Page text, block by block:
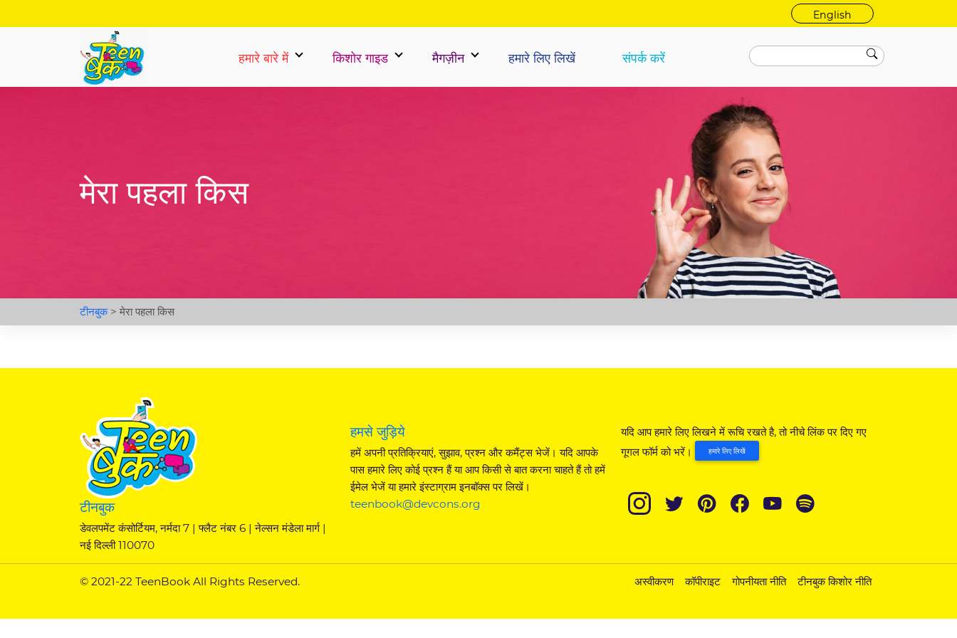
English
हमारे बारे में किशोर गाइड मैगज़ीन हमारे लिए लिखें संपर्क करें
मेरा पहला किस
टीनबुक> मेरा पहला किस
टीनबुक
डेवलपमेंट कंसोर्टियम, नर्मदा 7 | फ्लैट नंबर 6 | नेल्सन मंडेला मार्ग |
नई दिल्ली 110070
हमसे जुड़िये
हमें अपनी प्रतिक्रियाएं, सुझाव, प्रश्न और कमैंट्स भेजें। यदि आपके
पास हमारे लिए कोई प्रश्न हैं या आप किसी से बात करना चाहते हैं तो हमें
ईमेल भेजें या हमारे इंस्टाग्राम इनबॉक्स पर लिखें।
teenbook@devcons.org
यदि आप हमारे लिए लिखने में रूचि रखते है, तो नीचे लिंक पर दिए गए
गूगल फॉर्म को भरें।
हमारे लिए लिखें
© 2021-22 TeenBook All Rights Reserved. अस्वीकरण कॉपीराइट गोपनीयता नीति टीनबुक किशोर नीति